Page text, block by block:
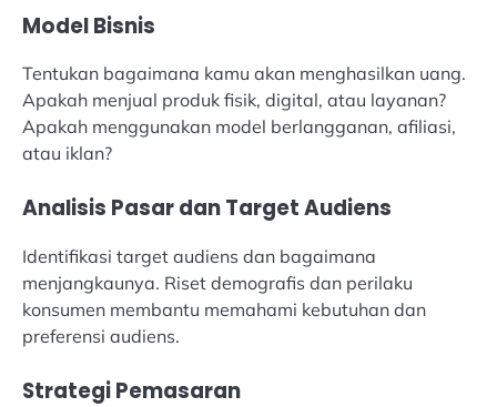
Model Bisnis
Tentukan bagaimana kamu akan menghasilkan uang.
Apakah menjual produk fisik, digital, atau layanan?
Apakah menggunakan model berlangganan, afiliasi,
atau iklan?
Analisis Pasar dan Target Audiens
Identifikasi target audiens dan bagaimana
menjangkaunya. Riset demografis dan perilaku
konsumen membantu memahami kebutuhan dan
preferensi audiens.
Strategi Pemasaran